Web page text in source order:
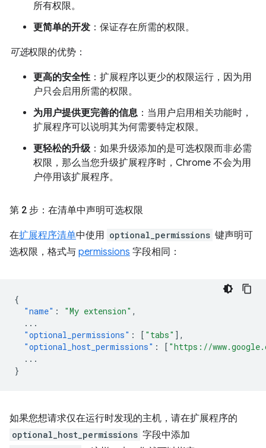
所有权限。
更简单的开发 ：保证存在所需的权限。
可选权限的优势：
更高的安全性 ：扩展程序以更少的权限运行，因为用
户只会启用所需的权限。
为用户提供更完善的信息 ：当用户启用相关功能时，
扩展程序可以说明其为何需要特定权限。
更轻松的升级 ：如果升级添加的是可选权限而非必需
权限，那么当您升级扩展程序时，Chrome 不会为用
户停用该扩展程序。
第 2 步：在清单中声明可选权限
在扩展程序清单中使用 optional_permissions 键声明可
选权限，格式与 permissions 字段相同：
{
"name" : "My extension" ,
...
"optional_permissions" : [ "tabs" ],
"optional_host_permissions" : [ "https://
...
}
如果您想请求仅在运行时发现的主机，请在扩展程序的
optional_host_permissions 字段中添加